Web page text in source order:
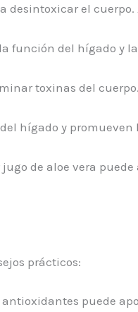
el
función del hígado y
toxinas del
hígado y promueven
de aloe vera
prácticos:
puede